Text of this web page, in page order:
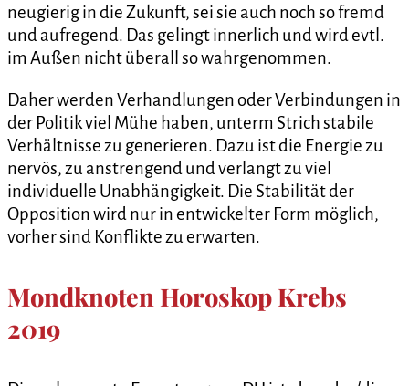
neugierig in die Zukunft, sei sie auch noch so fremd
und aufregend. Das gelingt innerlich und wird evtl.
im Außen nicht überall so wahrgenommen.
Daher werden Verhandlungen oder Verbindungen in
der Politik viel Mühe haben, unterm Strich stabile
Verhältnisse zu generieren. Dazu ist die Energie zu
nervös, zu anstrengend und verlangt zu viel
individuelle Unabhängigkeit. Die Stabilität der
Opposition wird nur in entwickelter Form möglich,
vorher sind Konflikte zu erwarten.
Mondknoten Horoskop Krebs
2019